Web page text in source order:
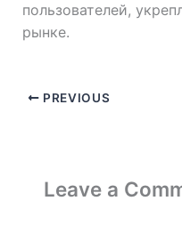
пользователей,
рынке.
PREVIOUS
Leave a